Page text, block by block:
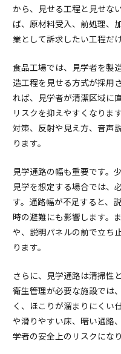
から、見せる工程と見せな
ば、原材料受入、前処理、
業として訴求したい工程だ
食品工場では、見学者を製
造工程を見せる方式が採用
れば、見学者が清潔区域に
リスクを抑えやすくなりま
対策、反射や見え方、音声
ります。
見学通路の幅も重要です。
見学を想定する場合では、
す。通路幅が不足すると、
時の避難にも影響します。
や、説明パネルの前で立ち
ります。
さらに、見学通路は清掃性
衛生管理が必要な施設では
く、ほこりが溜まりにくい
や滑りやすい床、暗い通路
学者の安全上のリスクになり